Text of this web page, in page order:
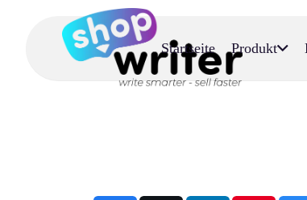
Startseite Produkt